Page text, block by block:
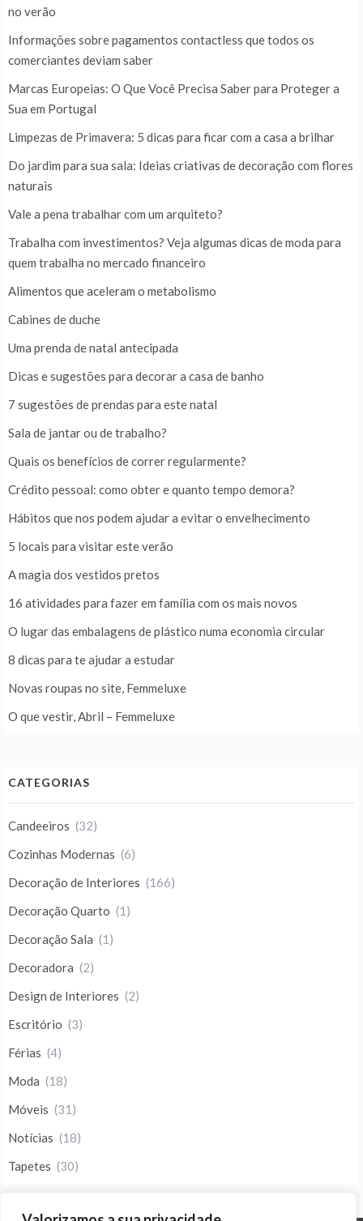
no verão
Informações sobre pagamentos contactless que todos os
comerciantes deviam saber
Marcas Europeias: O Que Você Precisa Saber para Proteger a
Sua em Portugal
Limpezas de Primavera: 5 dicas para ficar com a casa a brilhar
Do jardim para sua sala: Ideias criativas de decoração com flores
naturais
Vale a pena trabalhar com um arquiteto?
Trabalha com investimentos? Veja algumas dicas de moda para
quem trabalha no mercado financeiro
Alimentos que aceleram o metabolismo
Cabines de duche
Uma prenda de natal antecipada
Dicas e sugestões para decorar a casa de banho
7 sugestões de prendas para este natal
Sala de jantar ou de trabalho?
Quais os benefícios de correr regularmente?
Crédito pessoal: como obter e quanto tempo demora?
Hábitos que nos podem ajudar a evitar o envelhecimento
5 locais para visitar este verão
A magia dos vestidos pretos
16 atividades para fazer em família com os mais novos
O lugar das embalagens de plástico numa economia circular
8 dicas para te ajudar a estudar
Novas roupas no site, Femmeluxe
O que vestir, Abril – Femmeluxe
CATEGORIAS
Candeeiros (32)
Cozinhas Modernas (6)
Decoração de Interiores (166)
Decoração Quarto (1)
Decoração Sala (1)
Decoradora (2)
Design de Interiores (2)
Escritório (3)
Férias (4)
Moda (18)
Móveis (31)
Notícias (18)
Tapetes (30)